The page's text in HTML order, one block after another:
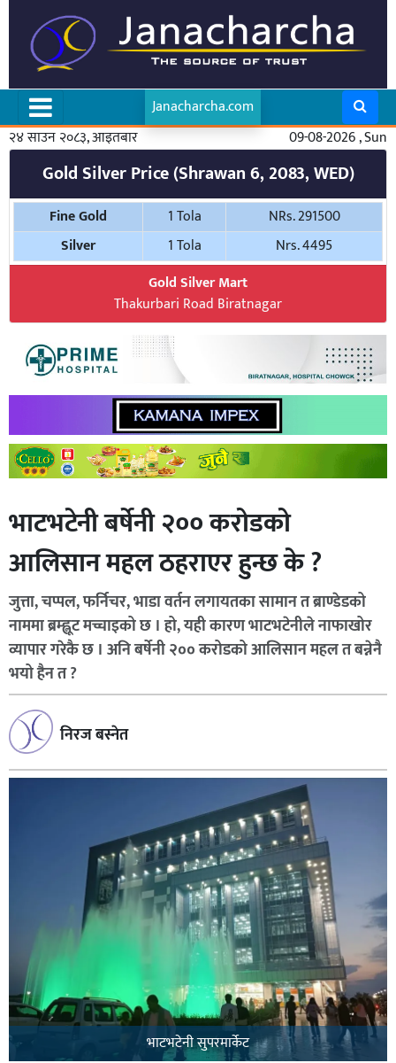
Janacharcha.com
२४ साउन २०८३, आइतबार
09-08-2026 , Sun
Gold Silver Price (Shrawan 6, 2083, WED)
Fine Gold 1 Tola
NRs. 291500
Silver
1 Tola
Nrs. 4495
Gold Silver Mart
Thakurbari Road Biratnagar
भाटभटेनी बर्षेनी २०० करोडको
आलिसान महल ठहराएर हुन्छ के ?
जुत्ता, चप्पल, फर्निचर, भाडा वर्तन लगायतका सामान त ब्राण्डेडको
नाममा ब्रम्ह्लूट मच्चाइको छ । हो, यही कारण भाटभटेनीले नाफाखोर
व्यापार गरेकै छ । अनि बर्षेनी २०० करोडको आलिसान महल त बन्नेनै
भयो हैन त ?
निरज बस्नेत
भाटभटेनी सुपरमार्केट